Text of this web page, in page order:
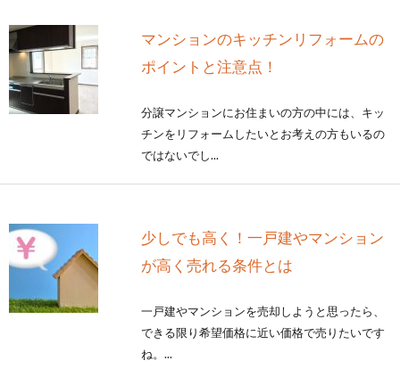
マンションのキッチンリフォームの
ポイントと注意点！
分譲マンションにお住まいの方の中には、キッ
チンをリフォームしたいとお考えの方もいるの
ではないでし...
少しでも高く！一戸建やマンション
が高く売れる条件とは
一戸建やマンションを売却しようと思ったら、
できる限り希望価格に近い価格で売りたいです
ね。...